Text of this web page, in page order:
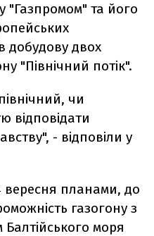
"Газпромом" та його
добудову двох
"Північний потік".
чи
відповідати
- відповіли у
вересня планами, до
газогону з
Балтійського моря